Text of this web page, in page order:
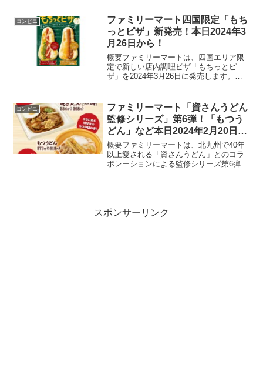
開するアキュアのオリジナル飲料で、
28...
コンビニ
ファミリーマート四国限定「もち
っとピザ」新発売！本日2024年3
月26日から！
概要ファミリーマートは、四国エリア限
定で新しい店内調理ピザ「もちっとピ
ザ」を2024年3月26日に発売します。こ
ちっとした食感を楽しめるワンハンドピ
ザです。商品ラインナ...
コンビニ
ファミリーマート「資さんうどん
監修シリーズ」第6弾！「もつう
どん」など本日2024年2月20日発
売！
概要ファミリーマートは、北九州で40年
以上愛される「資さんうどん」とのコラ
ボレーションによる監修シリーズ第6弾
スポンサーリンク